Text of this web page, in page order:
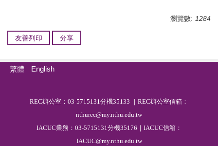
瀏覽數: 1284
友善列印 分享
繁體 English
REC辦公室：03-5715131分機35133 ｜REC辦公室信箱：
nthurec@my.nthu.edu.tw
IACUC業務：03-5715131分機35176｜IACUC信箱：
IACUC@my.nthu.edu.tw